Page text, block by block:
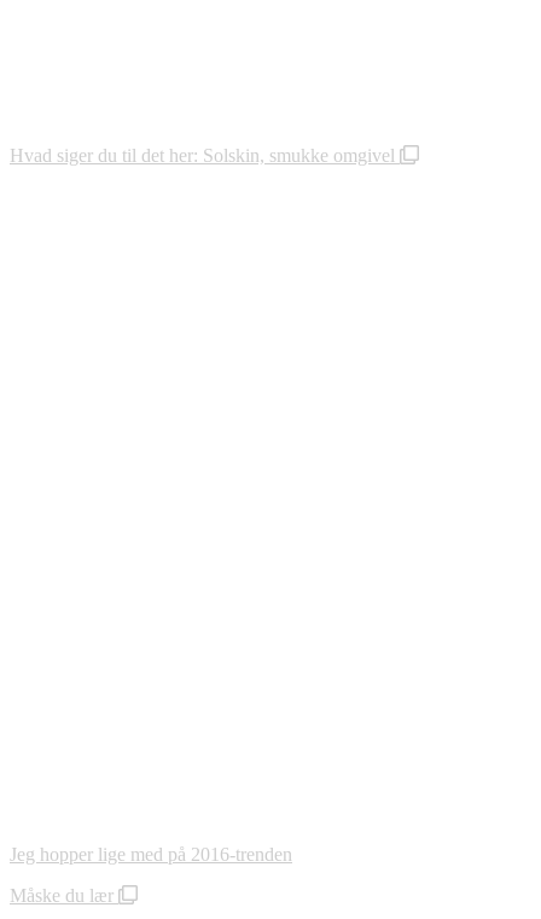
Hvad siger du til det her: Solskin, smukke omgivel
Jeg hopper lige med på 2016-trenden
Måske du lær